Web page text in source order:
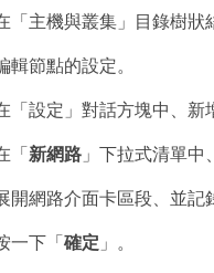
「主機與叢集」目錄樹狀
輯節點的設定。
「設定」對話方塊中、新
「新網路」下拉式清單中
開網路介面卡區段、並記
一下「確定 」。